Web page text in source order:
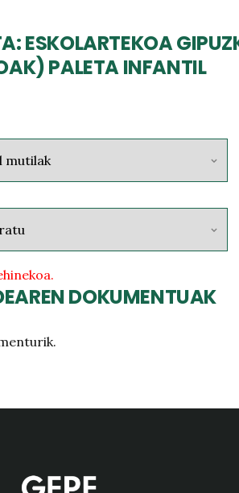
ESKOLARTEKOA
PALETA INFANTIL
DOKUMENTUAK